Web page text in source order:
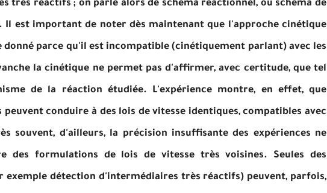
très réactifs ; on parle alors de schéma réactionnel, ou schéma de
est important de noter dès maintenant que l'approche cinétique
parce qu'il est incompatible (cinétiquement parlant) avec les
la cinétique ne permet pas d'affirmer, avec certitude, que tel
de la réaction étudiée. L'expérience montre, en effet, que
conduire à des lois de vitesse identiques, compatibles avec
souvent, d'ailleurs, la précision insuffisante des expériences ne
des formulations de lois de vitesse très voisines. Seules des
exemple détection d'intermédiaires très réactifs) peuvent, parfois,